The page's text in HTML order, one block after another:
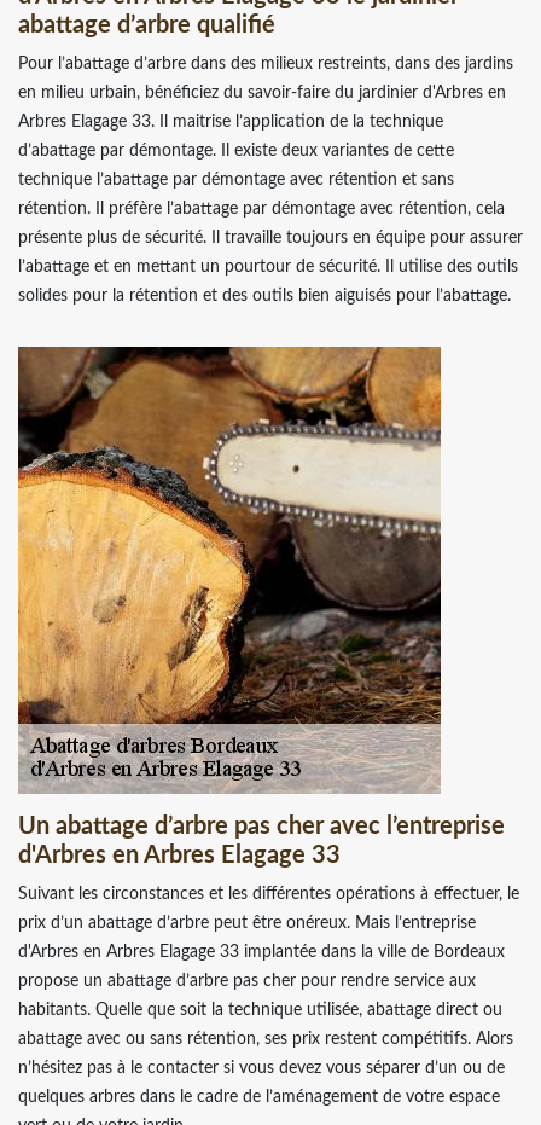
abattage d’arbre qualifié
Pour l’abattage d’arbre dans des milieux restreints, dans des jardins
en milieu urbain, bénéficiez du savoir-faire du jardinier d'Arbres en
Arbres Elagage 33. Il maitrise l’application de la technique
d’abattage par démontage. Il existe deux variantes de cette
technique l’abattage par démontage avec rétention et sans
rétention. Il préfère l’abattage par démontage avec rétention, cela
présente plus de sécurité. Il travaille toujours en équipe pour assurer
l’abattage et en mettant un pourtour de sécurité. Il utilise des outils
solides pour la rétention et des outils bien aiguisés pour l’abattage.
Un abattage d’arbre pas cher avec l’entreprise
d'Arbres en Arbres Elagage 33
Suivant les circonstances et les différentes opérations à effectuer, le
prix d’un abattage d’arbre peut être onéreux. Mais l’entreprise
d'Arbres en Arbres Elagage 33 implantée dans la ville de Bordeaux
propose un abattage d’arbre pas cher pour rendre service aux
habitants. Quelle que soit la technique utilisée, abattage direct ou
abattage avec ou sans rétention, ses prix restent compétitifs. Alors
n’hésitez pas à le contacter si vous devez vous séparer d’un ou de
quelques arbres dans le cadre de l’aménagement de votre espace